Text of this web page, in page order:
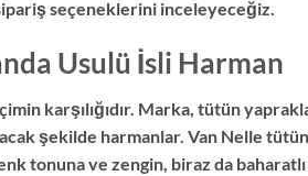
seçeneklerini inceleyeceğiz.
Usulü İsli Harman
karşılığıdır. Marka, tütün
şekilde harmanlar. Van Nelle
tonuna ve zengin, biraz da